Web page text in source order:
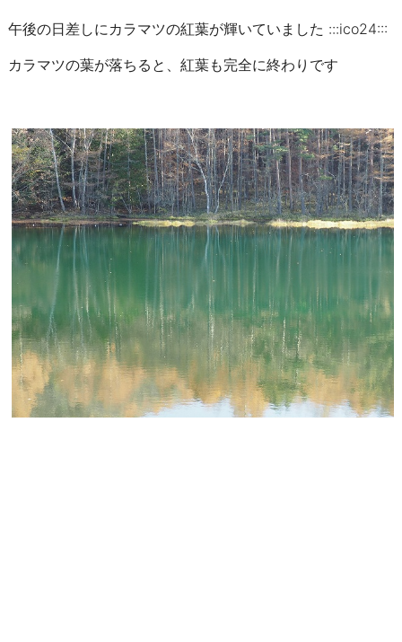
午後の日差しにカラマツの紅葉が輝いていました :::ico24:::
カラマツの葉が落ちると、紅葉も完全に終わりです